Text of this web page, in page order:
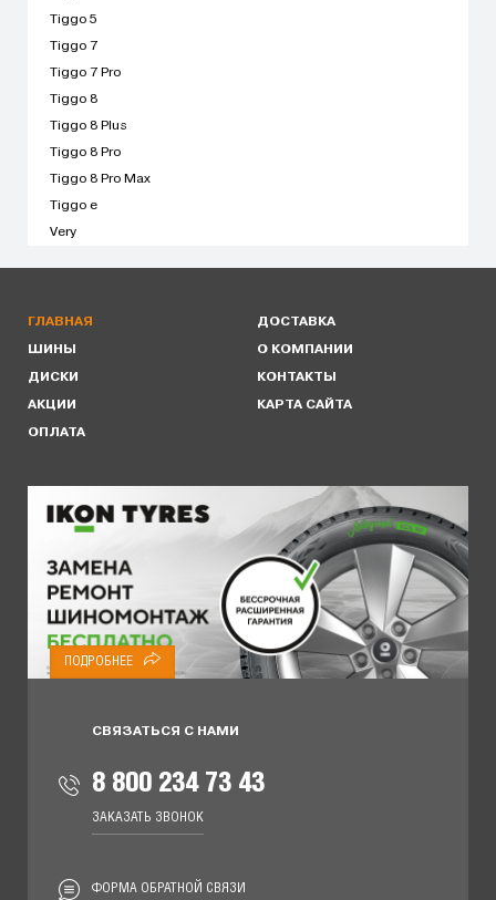
Tiggo 5
Tiggo 7
Tiggo 7 Pro
Tiggo 8
Tiggo 8 Plus
Tiggo 8 Pro
Tiggo 8 Pro Max
Tiggo e
Very
ГЛАВНАЯ
ШИНЫ
ДИСКИ
АКЦИИ
ОПЛАТА
ДОСТАВКА
О КОМПАНИИ
КОНТАКТЫ
КАРТА САЙТА
ПОДРОБНЕЕ
СВЯЗАТЬСЯ С НАМИ
8 800 234 73 43
ЗАКАЗАТЬ ЗВОНОК
ФОРМА ОБРАТНОЙ СВЯЗИ